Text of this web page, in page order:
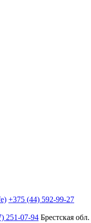
+375 (44) 592-99-27
251-07-94 Брестская обл.